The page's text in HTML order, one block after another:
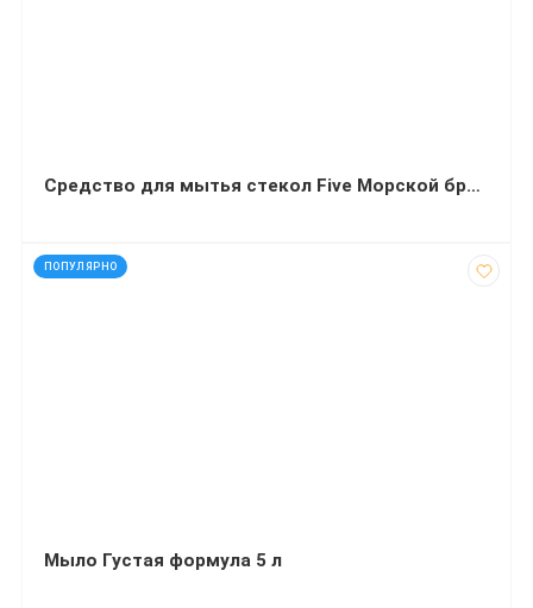
Средство для мытья стекол Five Морской бриз 5 л
ПОПУЛЯРНО
код: 12216
Мыло Густая формула 5 л